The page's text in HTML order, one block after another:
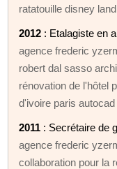
ratatouille disney
2012 : Etalagiste en
agence frederic
robert dal sasso
rénovation de l'hôtel
d'ivoire paris autocad
2011 : Secrétaire de
agence frederic
collaboration pour la